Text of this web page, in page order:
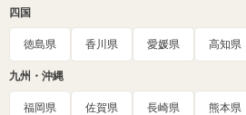
四国
徳島県 香川県 愛媛県 高知県
九州・沖縄
福岡県 佐賀県 長崎県 熊本県